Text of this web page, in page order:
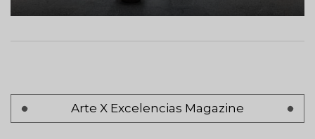
Arte X Excelencias Magazine
Pagination